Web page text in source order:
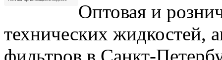
Оптовая и
технических жидкостей,
фильтров в Санкт-